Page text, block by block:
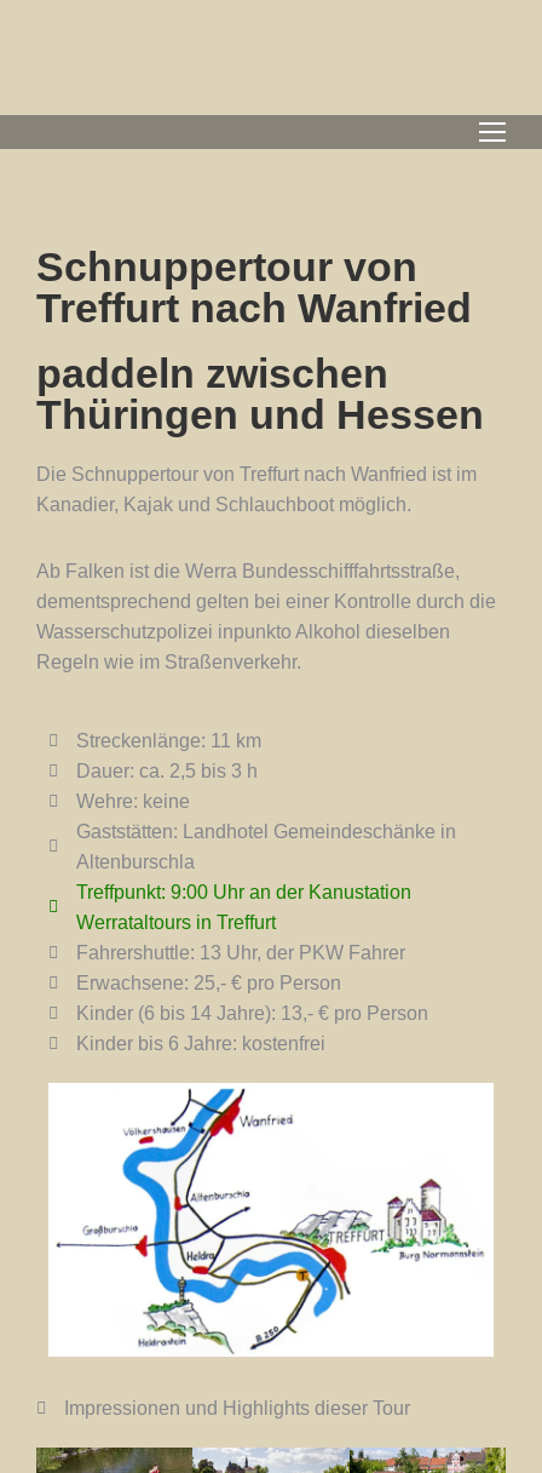
Schnuppertour von
Treffurt nach Wanfried
paddeln zwischen
Thüringen und Hessen
Die Schnuppertour von Treffurt nach Wanfried ist im
Kanadier, Kajak und Schlauchboot möglich.
Ab Falken ist die Werra Bundesschifffahrtsstraße,
dementsprechend gelten bei einer Kontrolle durch die
Wasserschutzpolizei inpunkto Alkohol dieselben
Regeln wie im Straßenverkehr.
Streckenlänge: 11 km
Dauer: ca. 2,5 bis 3 h
Wehre: keine
Gaststätten: Landhotel Gemeindeschänke in
Altenburschla
Treffpunkt: 9:00 Uhr an der Kanustation
Werrataltours in Treffurt
Fahrershuttle: 13 Uhr, der PKW Fahrer
Erwachsene: 25,- € pro Person
Kinder (6 bis 14 Jahre): 13,- € pro Person
Kinder bis 6 Jahre: kostenfrei
Impressionen und Highlights dieser Tour